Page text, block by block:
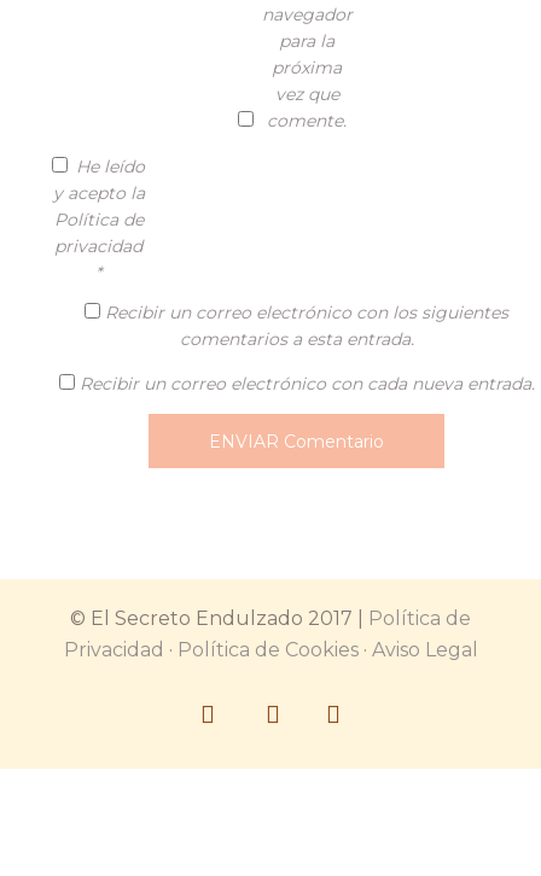
navegador
para la
próxima
vez que
comente.
He leído
y acepto la
Política de
privacidad
*
Recibir un correo electrónico con los siguientes
comentarios a esta entrada.
Recibir un correo electrónico con cada nueva entrada.
© El Secreto Endulzado 2017 |
Política de
Privacidad · Política de Cookies· Aviso Legal